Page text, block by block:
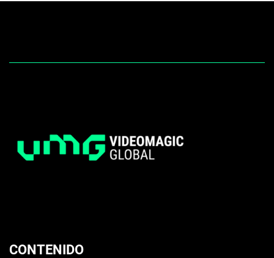
CONTENIDO